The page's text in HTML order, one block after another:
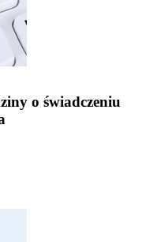
o świadczeniu